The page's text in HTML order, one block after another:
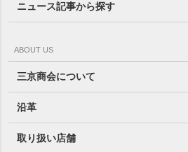
ニュース記事から探す
ABOUT US
三京商会について
沿革
取り扱い店舗